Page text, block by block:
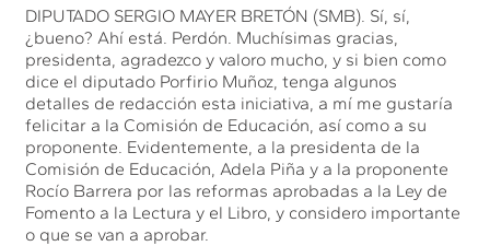
DIPUTADO SERGIO MAYER BRETÓN (SMB). Sí, sí,
¿bueno? Ahí está. Perdón. Muchísimas gracias,
presidenta, agradezco y valoro mucho, y si bien como
dice el diputado Porfirio Muñoz, tenga algunos
detalles de redacción esta iniciativa, a mí me gustaría
felicitar a la Comisión de Educación, así como a su
proponente. Evidentemente, a la presidenta de la
Comisión de Educación, Adela Piña y a la proponente
Rocío Barrera por las reformas aprobadas a la Ley de
Fomento a la Lectura y el Libro, y considero importante
o que se van a aprobar.